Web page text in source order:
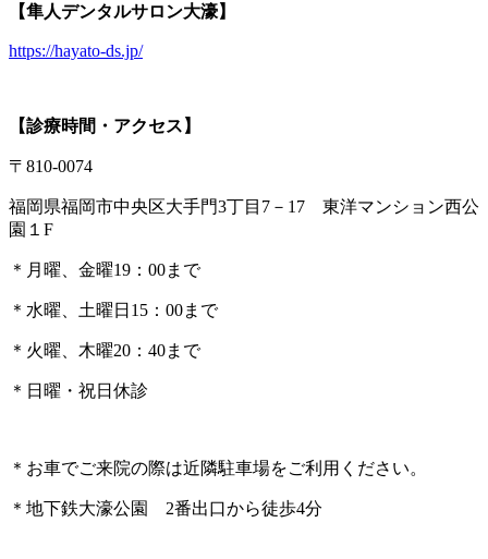
【隼人デンタルサロン大濠】
https://hayato-ds.jp/
【診療時間・アクセス】
〒810-0074
福岡県福岡市中央区大手門3丁目7－17 東洋マンション西公
園１F
＊月曜、金曜19：00まで
＊水曜、土曜日15：00まで
＊火曜、木曜20：40まで
＊日曜・祝日休診
＊お車でご来院の際は近隣駐車場をご利用ください。
＊地下鉄大濠公園 2番出口から徒歩4分